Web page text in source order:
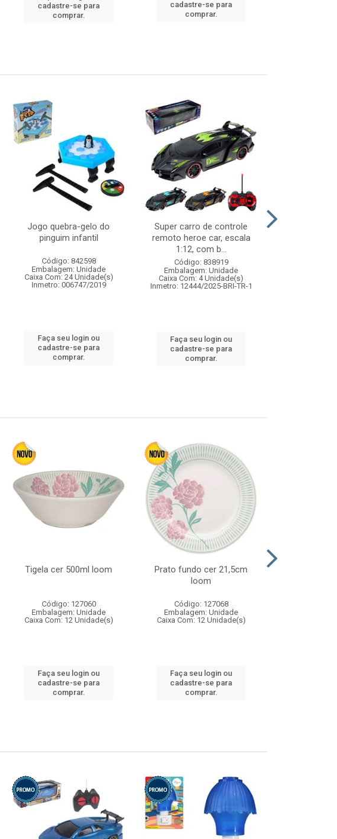
cadastre-se para
comprar.
cadastre-se para
comprar.
Jogo quebra-gelo do
pinguim infantil
Código: 842598
Embalagem: Unidade
Caixa Com: 24 Unidade(s)
Inmetro: 006747/2019
Faça seu login ou
cadastre-se para
comprar.
Super carro de controle
remoto heroe car, escala
1:12, com b...
Código: 838919
Embalagem: Unidade
Caixa Com: 4 Unidade(s)
Inmetro: 12444/2025-BRI-TR-1
Faça seu login ou
cadastre-se para
comprar.
Tigela cer 500ml loom
Código: 127060
Embalagem: Unidade
Caixa Com: 12 Unidade(s)
Faça seu login ou
cadastre-se para
comprar.
Prato fundo cer 21,5cm
loom
Código: 127068
Embalagem: Unidade
Caixa Com: 12 Unidade(s)
Faça seu login ou
cadastre-se para
comprar.